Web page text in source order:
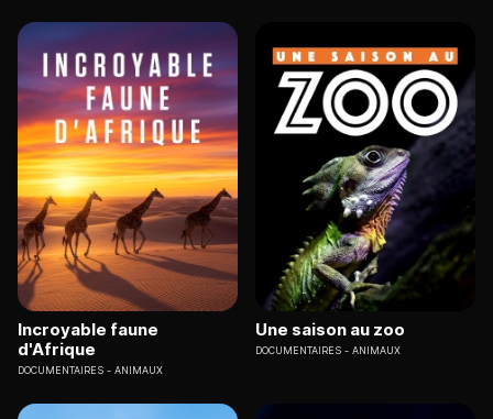
Incroyable faune
d'Afrique
DOCUMENTAIRES ANIMAUX
Une saison au zoo
DOCUMENTAIRES ANIMAUX